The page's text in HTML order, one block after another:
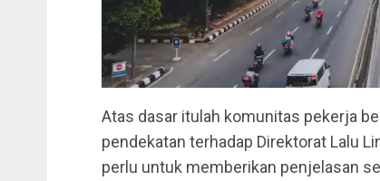
Atas dasar itulah komunitas pekerja
pendekatan terhadap Direktorat Lalu
perlu untuk memberikan penjelasan